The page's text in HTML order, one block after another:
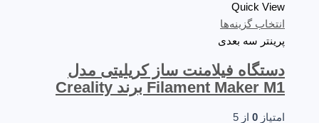
Quick View
انتخاب گزینه‌ها
پرینتر سه‌ بعدی
دستگاه فیلامنت ساز کریلیتی مدل
Filament Maker M1 برند Creality
امتیاز 0 از 5